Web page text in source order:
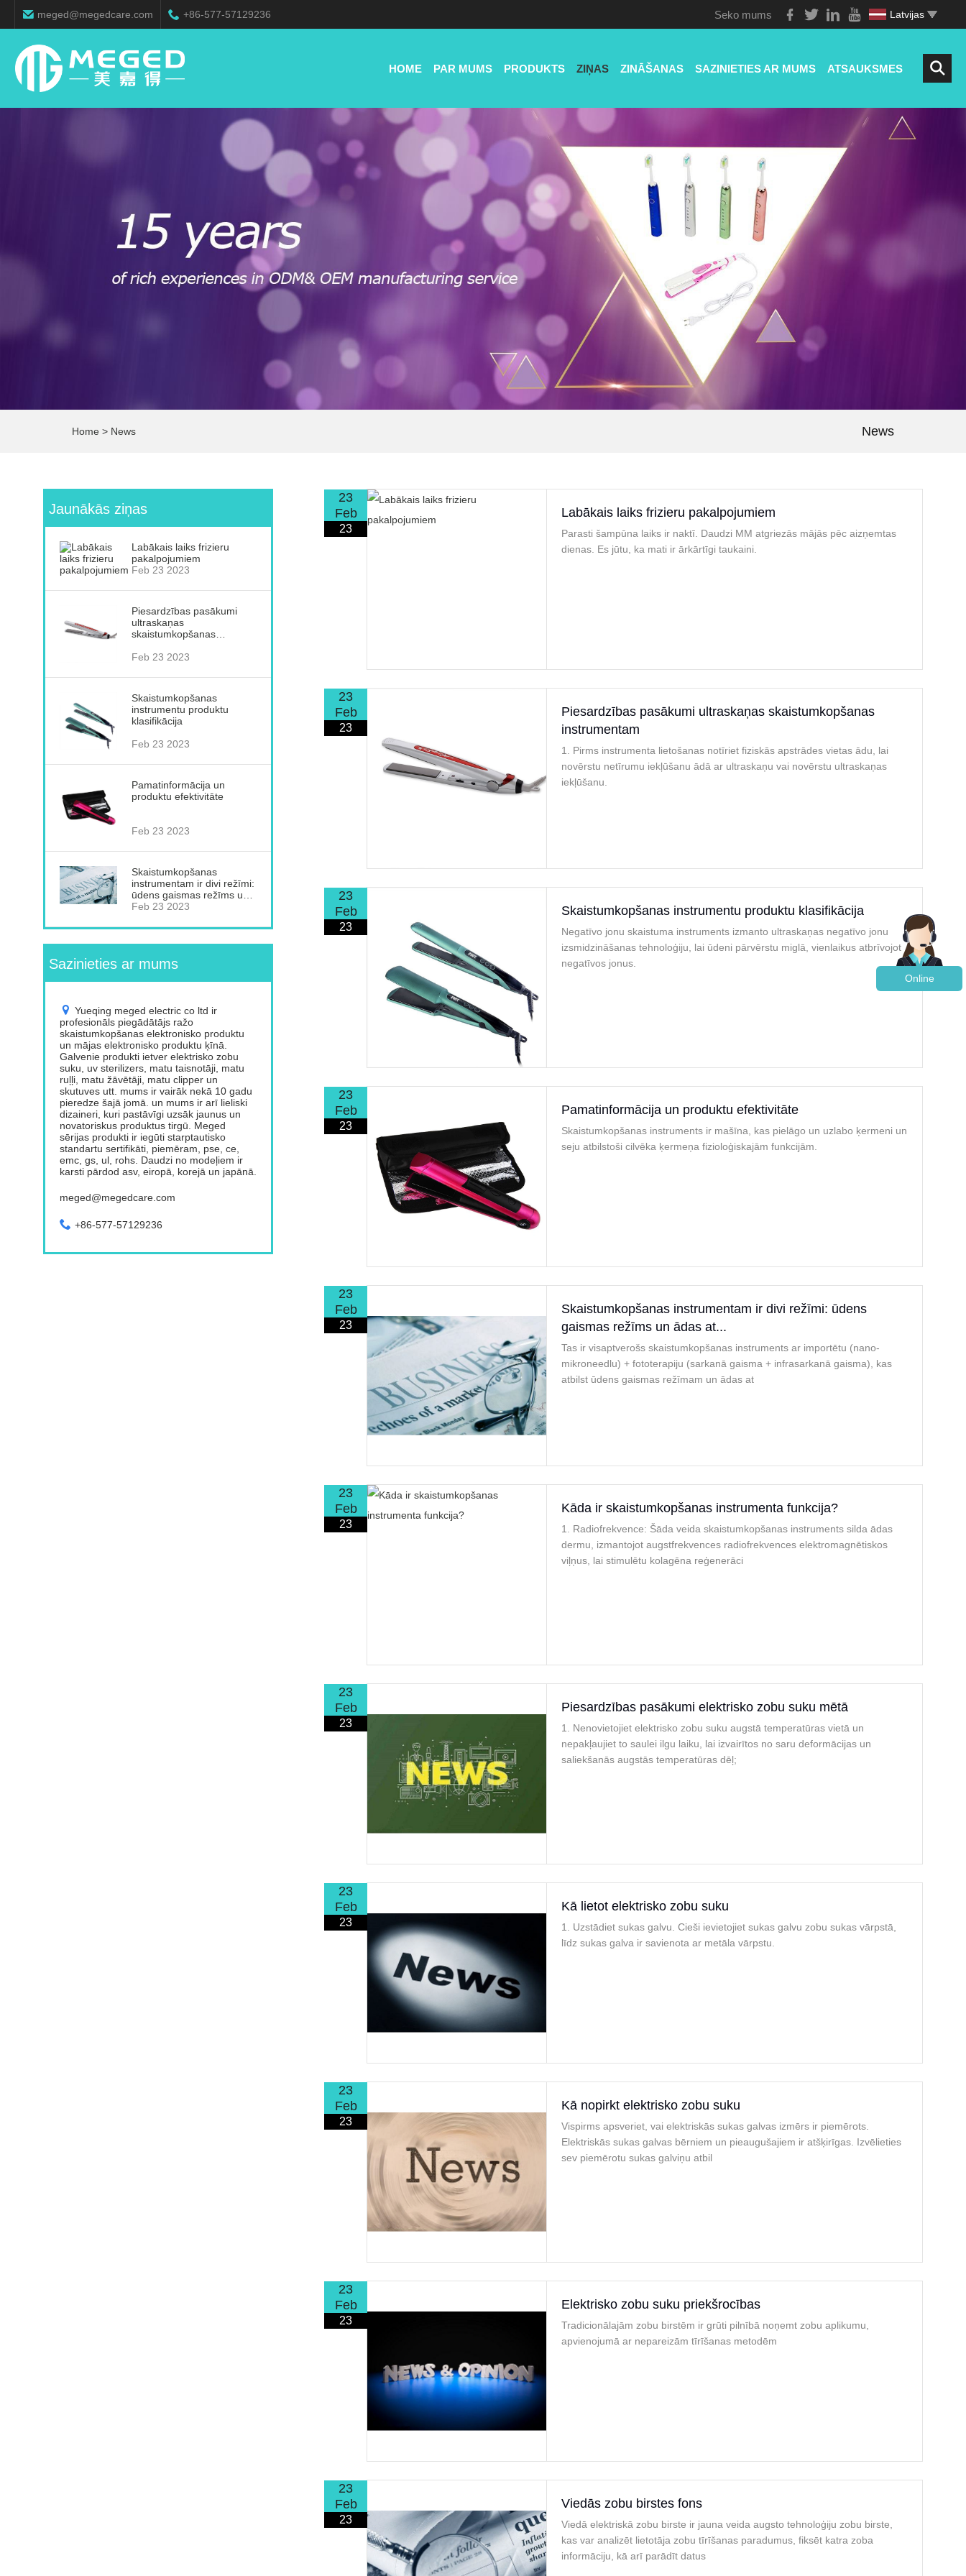
meged@megedcare.com +86-577-57129236 Seko mums Latvijas
HOME PAR MUMS PRODUKTS ZIŅAS ZINĀŠANAS SAZINIETIES AR MUMS ATSAUKSMES
Home > News News
Jaunākās ziņas
Labākais laiks frizieru
pakalpojumiem
Feb 23 2023
Piesardzības pasākumi
ultraskaņas
skaistumkopšanas
Feb 23 2023
Skaistumkopšanas
instrumentu produktu
klasifikācija
Feb 23 2023
Pamatinformācija un
produktu efektivitāte
Feb 23 2023
Skaistumkopšanas
instrumentam ir divi režīmi:
ūdens gaismas režīms un
ādas at...
Feb 23 2023
Sazinieties ar mums
Yueqing meged electric co ltd ir
profesionāls piegādātājs ražo
skaistumkopšanas elektronisko produktu
un mājas elektronisko produktu ķīnā.
Galvenie produkti ietver elektrisko zobu
suku, uv sterilizers, matu taisnotāji, matu
ruļļi, matu žāvētāji, matu clipper un
skutuves utt. mums ir vairāk nekā 10 gadu
pieredze šajā jomā. un mums ir arī lieliski
dizaineri, kuri pastāvīgi uzsāk jaunus un
novatoriskus produktus tirgū. Meged
sērijas produkti ir iegūti starptautisko
standartu sertifikāti, piemēram, pse, ce,
emc, gs, ul, rohs. Daudzi no modeļiem ir
karsti pārdod asv, eiropā, korejā un japānā.
meged@megedcare.com
+86-577-57129236
23
Feb
23
Labākais laiks frizieru pakalpojumiem
Parasti šampūna laiks ir naktī. Daudzi MM atgriezās mājās pēc aizņemtas
dienas. Es jūtu, ka mati ir ārkārtīgi taukaini.
23
Feb
23
Piesardzības pasākumi ultraskaņas skaistumkopšanas
instrumentam
1. Pirms instrumenta lietošanas notīriet fiziskās apstrādes vietas ādu, lai
novērstu netīrumu iekļūšanu ādā ar ultraskaņu vai novērstu ultraskaņas
iekļūšanu.
23
Feb
23
Skaistumkopšanas instrumentu produktu klasifikācija
Negatīvo jonu skaistuma instruments izmanto ultraskaņas negatīvo jonu
izsmidzināšanas tehnoloģiju, lai ūdeni pārvērstu miglā, vienlaikus atbrīvojot
negatīvos jonus.
23
Feb
23
Pamatinformācija un produktu efektivitāte
Skaistumkopšanas instruments ir mašīna, kas pielāgo un uzlabo ķermeni un
seju atbilstoši cilvēka ķermeņa fizioloģiskajām funkcijām.
23
Feb
23
Skaistumkopšanas instrumentam ir divi režīmi: ūdens
gaismas režīms un ādas at...
Tas ir visaptverošs skaistumkopšanas instruments ar importētu (nano-
mikroneedlu) + fototerapiju (sarkanā gaisma + infrasarkanā gaisma), kas
atbilst ūdens gaismas režīmam un ādas at
23
Feb
23
Kāda ir skaistumkopšanas instrumenta funkcija?
1. Radiofrekvence: Šāda veida skaistumkopšanas instruments silda ādas
dermu, izmantojot augstfrekvences radiofrekvences elektromagnētiskos
viļņus, lai stimulētu kolagēna reģenerāci
23
Feb
23
Piesardzības pasākumi elektrisko zobu suku mētā
1. Nenovietojiet elektrisko zobu suku augstā temperatūras vietā un
nepakļaujiet to saulei ilgu laiku, lai izvairītos no saru deformācijas un
saliekšanās augstās temperatūras dēļ;
23
Feb
23
Kā lietot elektrisko zobu suku
1. Uzstādiet sukas galvu. Cieši ievietojiet sukas galvu zobu sukas vārpstā,
līdz sukas galva ir savienota ar metāla vārpstu.
23
Feb
23
Kā nopirkt elektrisko zobu suku
Vispirms apsveriet, vai elektriskās sukas galvas izmērs ir piemērots.
Elektriskās sukas galvas bērniem un pieaugušajiem ir atšķirīgas. Izvēlieties
sev piemērotu sukas galviņu atbil
23
Feb
23
Elektrisko zobu suku priekšrocības
Tradicionālajām zobu birstēm ir grūti pilnībā noņemt zobu aplikumu,
apvienojumā ar nepareizām tīrīšanas metodēm
23
Feb
23
Viedās zobu birstes fons
Viedā elektriskā zobu birste ir jauna veida augsto tehnoloģiju zobu birste,
kas var analizēt lietotāja zobu tīrīšanas paradumus, fiksēt katra zoba
informāciju, kā arī parādīt datus
Online